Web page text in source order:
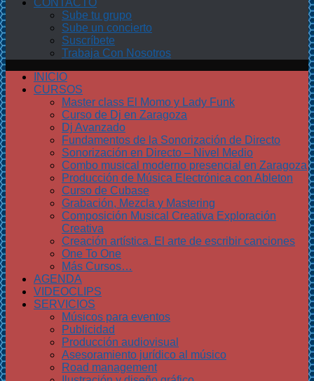
CONTACTO
Sube tu grupo
Sube un concierto
Suscríbete
Trabaja Con Nosotros
INICIO
CURSOS
Master class El Momo y Lady Funk
Curso de Dj en Zaragoza
Dj Avanzado
Fundamentos de la Sonorización de Directo
Sonorización en Directo – Nivel Medio
Combo musical moderno presencial en Zaragoza
Producción de Música Electrónica con Ableton
Curso de Cubase
Grabación, Mezcla y Mastering
Composición Musical Creativa Exploración
Creativa
Creación artística. El arte de escribir canciones
One To One
Más Cursos…
AGENDA
VIDEOCLIPS
SERVICIOS
Músicos para eventos
Publicidad
Producción audiovisual
Asesoramiento jurídico al músico
Road management